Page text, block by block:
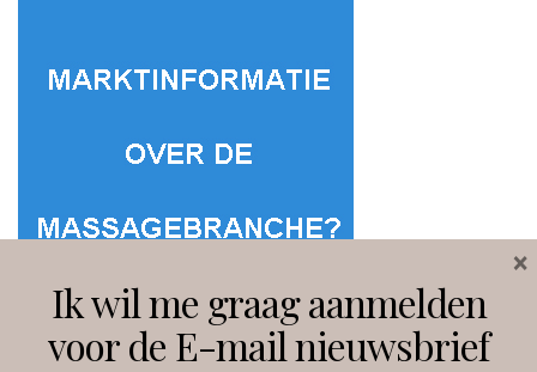
Ik wil me graag aanmelden
voor de E-mail nieuwsbrief
×